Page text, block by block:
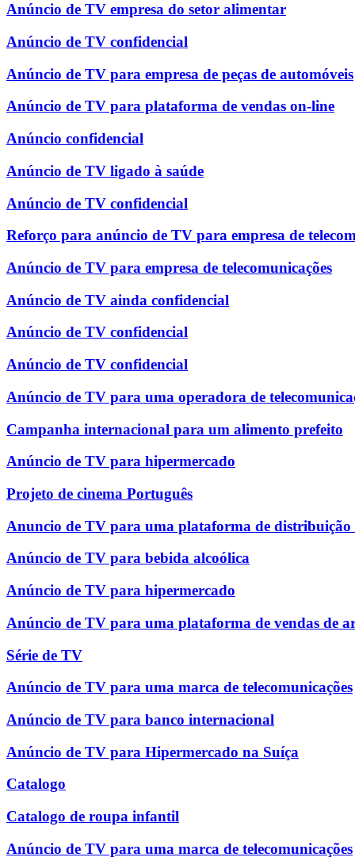
Anúncio de TV empresa do setor alimentar
Anúncio de TV confidencial
Anúncio de TV para empresa de peças de automóveis
Anúncio de TV para plataforma de vendas on-line
Anúncio confidencial
Anúncio de TV ligado à saúde
Anúncio de TV confidencial
Reforço para anúncio de TV para empresa de
Anúncio de TV para empresa de telecomunicações
Anúncio de TV ainda confidencial
Anúncio de TV confidencial
Anúncio de TV confidencial
Anúncio de TV para uma operadora de
Campanha internacional para um alimento prefeito
Anúncio de TV para hipermercado
Projeto de cinema Português
Anuncio de TV para uma plataforma de distribuição
Anúncio de TV para bebida alcoólica
Anúncio de TV para hipermercado
Anúncio de TV para uma plataforma de vendas de
Série de TV
Anúncio de TV para uma marca de telecomunicações
Anúncio de TV para banco internacional
Anúncio de TV para Hipermercado na Suíça
Catalogo
Catalogo de roupa infantil
Anúncio de TV para uma marca de telecomunicações